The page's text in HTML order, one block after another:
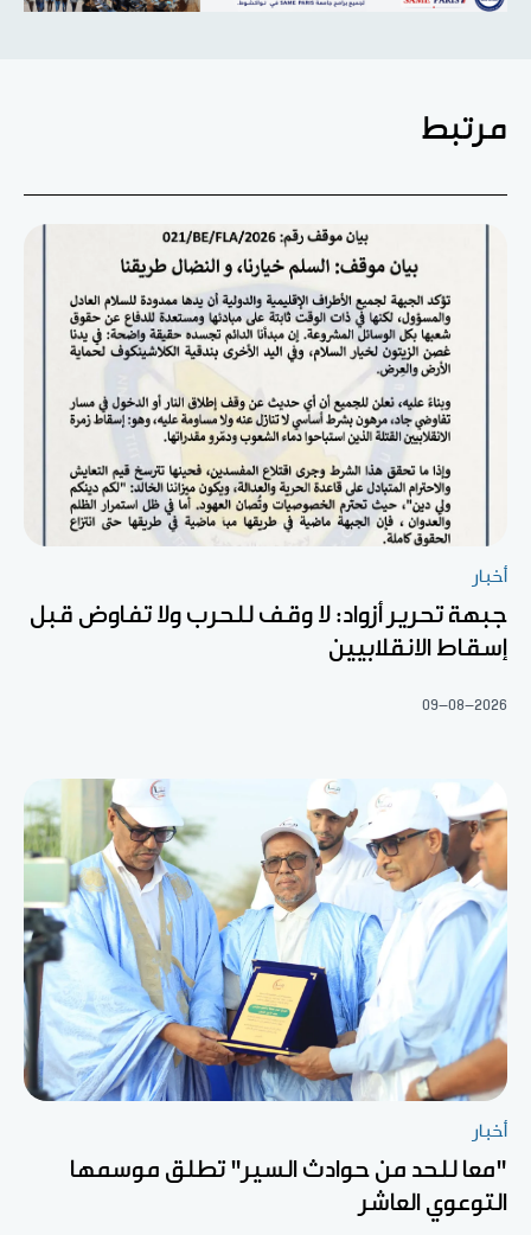
مرتبط
أخبار
جبهة تحرير أزواد: لا وقف للحرب ولا تفاوض قبل
إسقاط الانقلابيين
09-08-2026
أخبار
"معا للحد من حوادث السير" تطلق موسمها
التوعوي العاشر